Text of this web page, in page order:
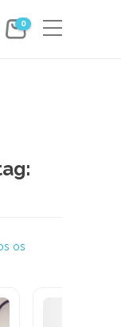
0
os